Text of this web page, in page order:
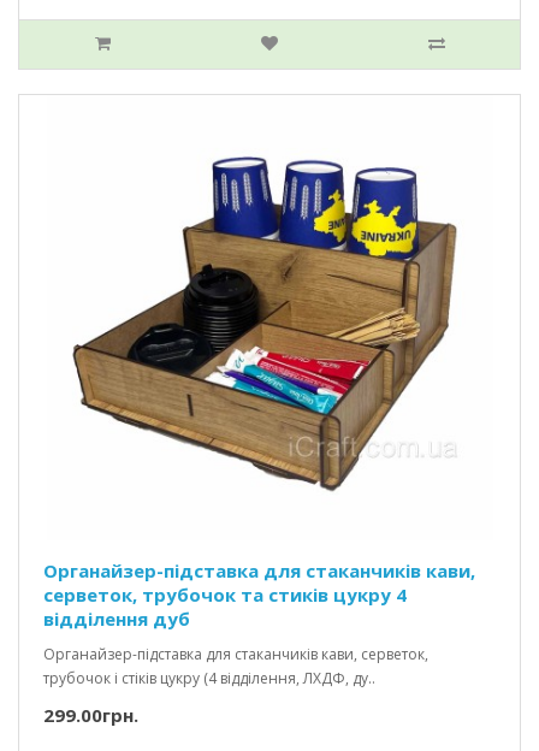
Органайзер-підставка для стаканчиків кави,
серветок, трубочок та стиків цукру 4
відділення дуб
Органайзер-підставка для стаканчиків кави, серветок,
трубочок і стіків цукру (4 відділення, ЛХДФ, ду..
299.00грн.